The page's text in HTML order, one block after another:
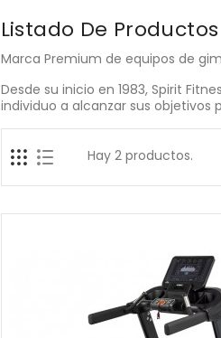
Listado De Productos
Marca Premium de equipos de
Desde su inicio en 1983, Spirit
individuo a alcanzar sus
Hay 2 productos.